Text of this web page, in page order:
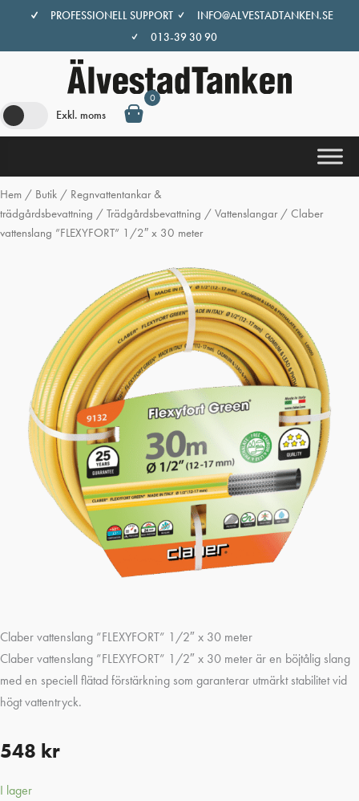
innehåll
PROFESSIONELL SUPPORT
INFO@ALVESTADTANKEN.SE
013-39 30 90
Exkl. moms
0
Hem / Butik / Regnvattentankar &
trädgårdsbevattning / Trädgårdsbevattning / Vattenslangar/ Claber
vattenslang ”FLEXYFORT” 1/2″ x 30 meter
Claber vattenslang ”FLEXYFORT” 1/2″ x 30 meter
Claber vattenslang ”FLEXYFORT” 1/2″ x 30 meter är en böjtålig slang
med en speciell flätad förstärkning som garanterar utmärkt stabilitet vid
högt vattentryck.
548 kr
I lager